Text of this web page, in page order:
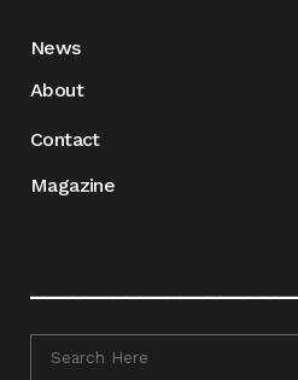
News
About
Contact
Magazine